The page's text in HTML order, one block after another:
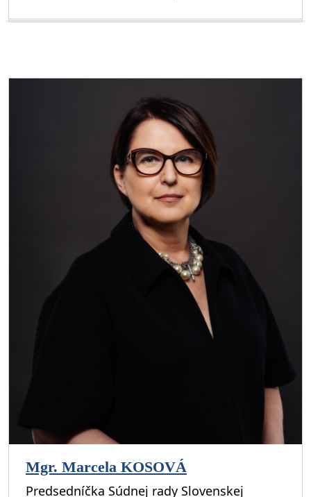
Mgr. Marcela KOSOVÁ
Predsedníčka Súdnej rady Slovenskej